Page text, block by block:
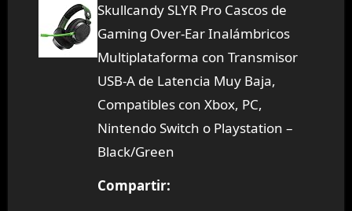
Skullcandy SLYR Pro Cascos de
Gaming Over-Ear Inalámbricos
Multiplataforma con Transmisor
USB-A de Latencia Muy Baja,
Compatibles con Xbox, PC,
Nintendo Switch o Playstation –
Black/Green
Compartir: